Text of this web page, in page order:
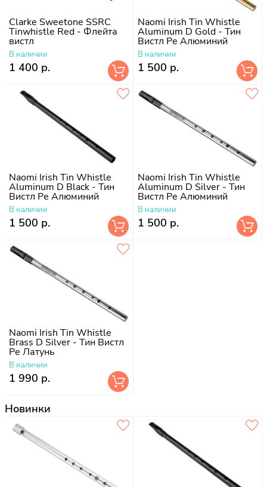
Clarke Sweetone SSRC
Tinwhistle Red - Флейта
вистл
В наличии
1 400 р.
Naomi Irish Tin Whistle
Aluminum D Gold - Тин
Вистл Ре Алюминий
В наличии
1 500 р.
Naomi Irish Tin Whistle
Aluminum D Black - Тин
Вистл Ре Алюминий
В наличии
1 500 р.
Naomi Irish Tin Whistle
Aluminum D Silver - Тин
Вистл Ре Алюминий
В наличии
1 500 р.
Naomi Irish Tin Whistle
Brass D Silver - Тин Вистл
Ре Латунь
В наличии
1 990 р.
Новинки